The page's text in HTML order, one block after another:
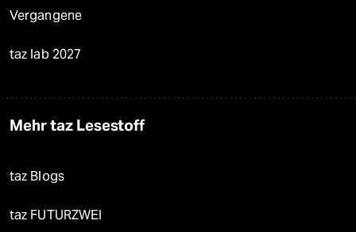
Vergangene
taz lab 2027
Mehr taz Lesestoff
taz Blogs
taz FUTURZWEI